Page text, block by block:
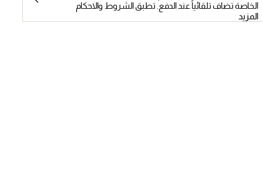
الخاصة تضاف تلقائياً عند الدفع. تطبق الشروط والاحكام
المزيد